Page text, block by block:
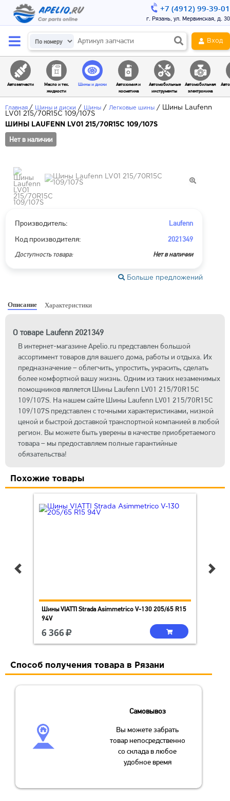
Вход
Автозапчасти
Масло и тех.
жидкости
Шины и диски
Автохимия и
косметика
Автомобильные
инструменты
Автомобильная
электроника
Главная / Шины и диски / Шины / Легковые шины /
Шины Laufenn
LV01 215/70R15C 109/107S
ШИНЫ LAUFENN LV01 215/70R15C 109/107S
Нет в наличии
Производитель: Laufenn
Код производителя: 2021349
Доступность товара: Нет в наличии
Больше предложений
Описание Характеристики
О товаре Laufenn 2021349
В интернет-магазине Apelio.ru представлен большой
ассортимент товаров для вашего дома, работы и отдыха. Их
предназначение – облегчить, упростить, украсить, сделать
более комфортной вашу жизнь. Одним из таких незаменимых
помощников является Шины Laufenn LV01 215/70R15C
109/107S. На нашем сайте Шины Laufenn LV01 215/70R15C
109/107S представлен с точными характеристиками, низкой
ценой и быстрой доставкой транспортной компанией в любой
регион. Вы можете быть уверены в качестве приобретаемого
товара – мы предоставляем полные гарантийные
обязательства!
Похожие товары
Шины VIATTI Strada Asimmetriсo V-130 205/65 R15
94V
6 366
Способ получения товара в Рязани
Самовывоз
Вы можете забрать
товар непосредственно
со склада в любое
удобное время
+7 (4912) 99-39-01
г. Рязань, ул. Мервинская, д. 30